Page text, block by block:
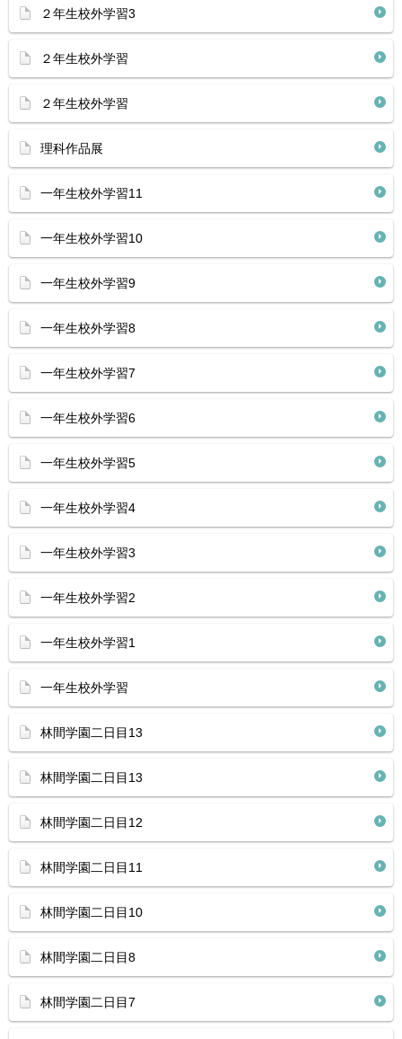
２年生校外学習3
２年生校外学習
２年生校外学習
理科作品展
一年生校外学習11
一年生校外学習10
一年生校外学習9
一年生校外学習8
一年生校外学習7
一年生校外学習6
一年生校外学習5
一年生校外学習4
一年生校外学習3
一年生校外学習2
一年生校外学習1
一年生校外学習
林間学園二日目13
林間学園二日目13
林間学園二日目12
林間学園二日目11
林間学園二日目10
林間学園二日目8
林間学園二日目7